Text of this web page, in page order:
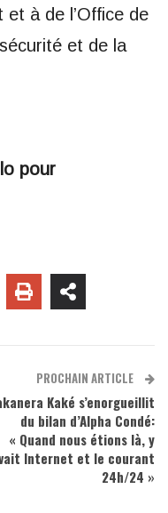
et à de l’Office de
et de la
pour
PROCHAIN ARTICLE
Kaké s’enorgueillit
du bilan d’Alpha Condé:
« Quand nous étions là, y
Internet et le courant
24h/24 »